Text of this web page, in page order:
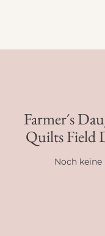
Farmer´s
Quilts Field
Noch